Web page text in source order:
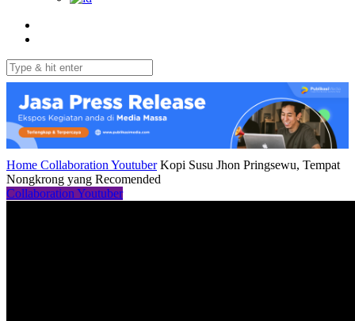
Home Collaboration Youtuber Kopi Susu Jhon Pringsewu, Tempat
Nongkrong yang Recomended
Collaboration Youtuber